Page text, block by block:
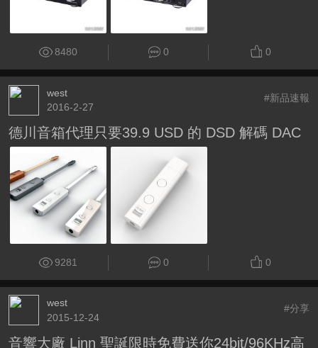
8480 0 0
west
2016-2-27
#新品速報
德川音箱代理只要39.9 USD 的 DSD 解碼 DAC
9281 0 0
west
2015-12-24
#分享
音響大廠 Linn 聖誕限時免費送你24bit/96KHz高